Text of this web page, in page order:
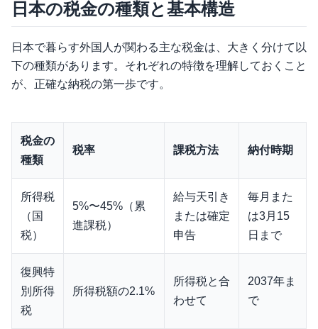
日本の税金の種類と基本構造
日本で暮らす外国人が関わる主な税金は、大きく分けて以
下の種類があります。それぞれの特徴を理解しておくこと
が、正確な納税の第一歩です。
税金の
種類
税率 課税方法 納付時期
所得税
（国
税）
5%〜45%（累
進課税）
給与天引き
または確定
申告
毎月また
は3月15
日まで
復興特
別所得
税
所得税額の2.1%
所得税と合
わせて
2037年ま
で